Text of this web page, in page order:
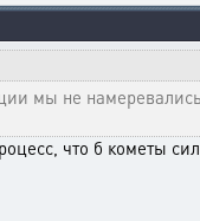
мы не
что б кометы